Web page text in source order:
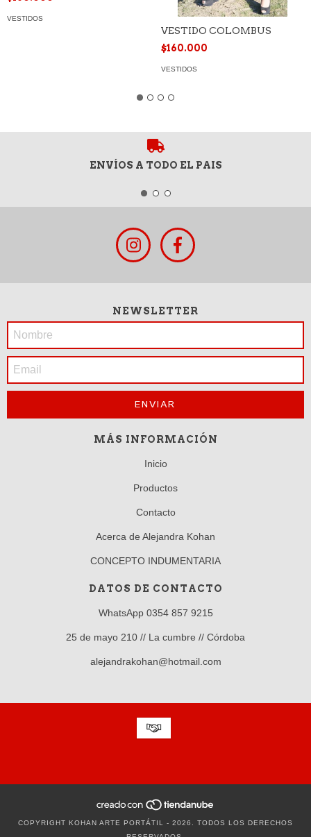
VESTIDOS
VESTIDO COLOMBUS
$160.000
VESTIDOS
ENVÍOS A TODO EL PAIS
NEWSLETTER
MÁS INFORMACIÓN
Inicio
Productos
Contacto
Acerca de Alejandra Kohan
CONCEPTO INDUMENTARIA
DATOS DE CONTACTO
WhatsApp 0354 857 9215
25 de mayo 210 // La cumbre // Córdoba
alejandrakohan@hotmail.com
COPYRIGHT KOHAN ARTE PORTÁTIL - 2026. TODOS LOS DERECHOS